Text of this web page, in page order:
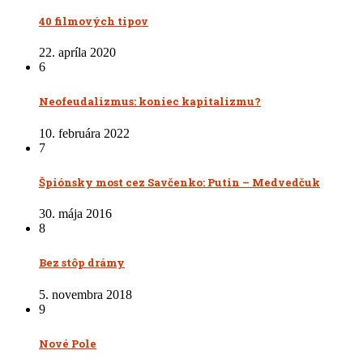
40 filmových tipov
22. apríla 2020
6
Neofeudalizmus: koniec kapitalizmu?
10. februára 2022
7
Špiónsky most cez Savčenko: Putin – Medvedčuk
30. mája 2016
8
Bez stôp drámy
5. novembra 2018
9
Nové Pole